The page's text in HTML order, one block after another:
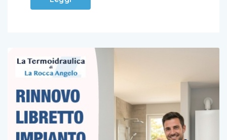
Leggi